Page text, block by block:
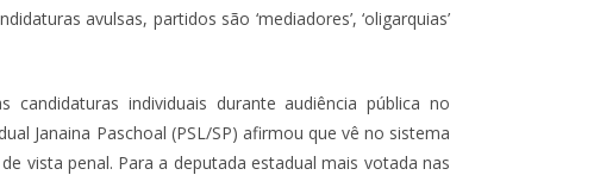
avulsas, partidos são ‘mediadores’, ‘oligarquias’
individuais durante audiência pública no
Janaina Paschoal (PSL/SP) afirmou que vê no sistema
vista penal. Para a deputada estadual mais votada nas